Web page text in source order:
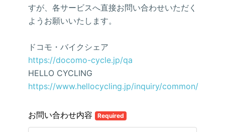
すが、各サービスへ直接お問い合わせいただく
ようお願いいたします。
ドコモ・バイクシェア
https://docomo-cycle.jp/qa
HELLO CYCLING
https://www.hellocycling.jp/inquiry/common/
お問い合わせ内容 Required